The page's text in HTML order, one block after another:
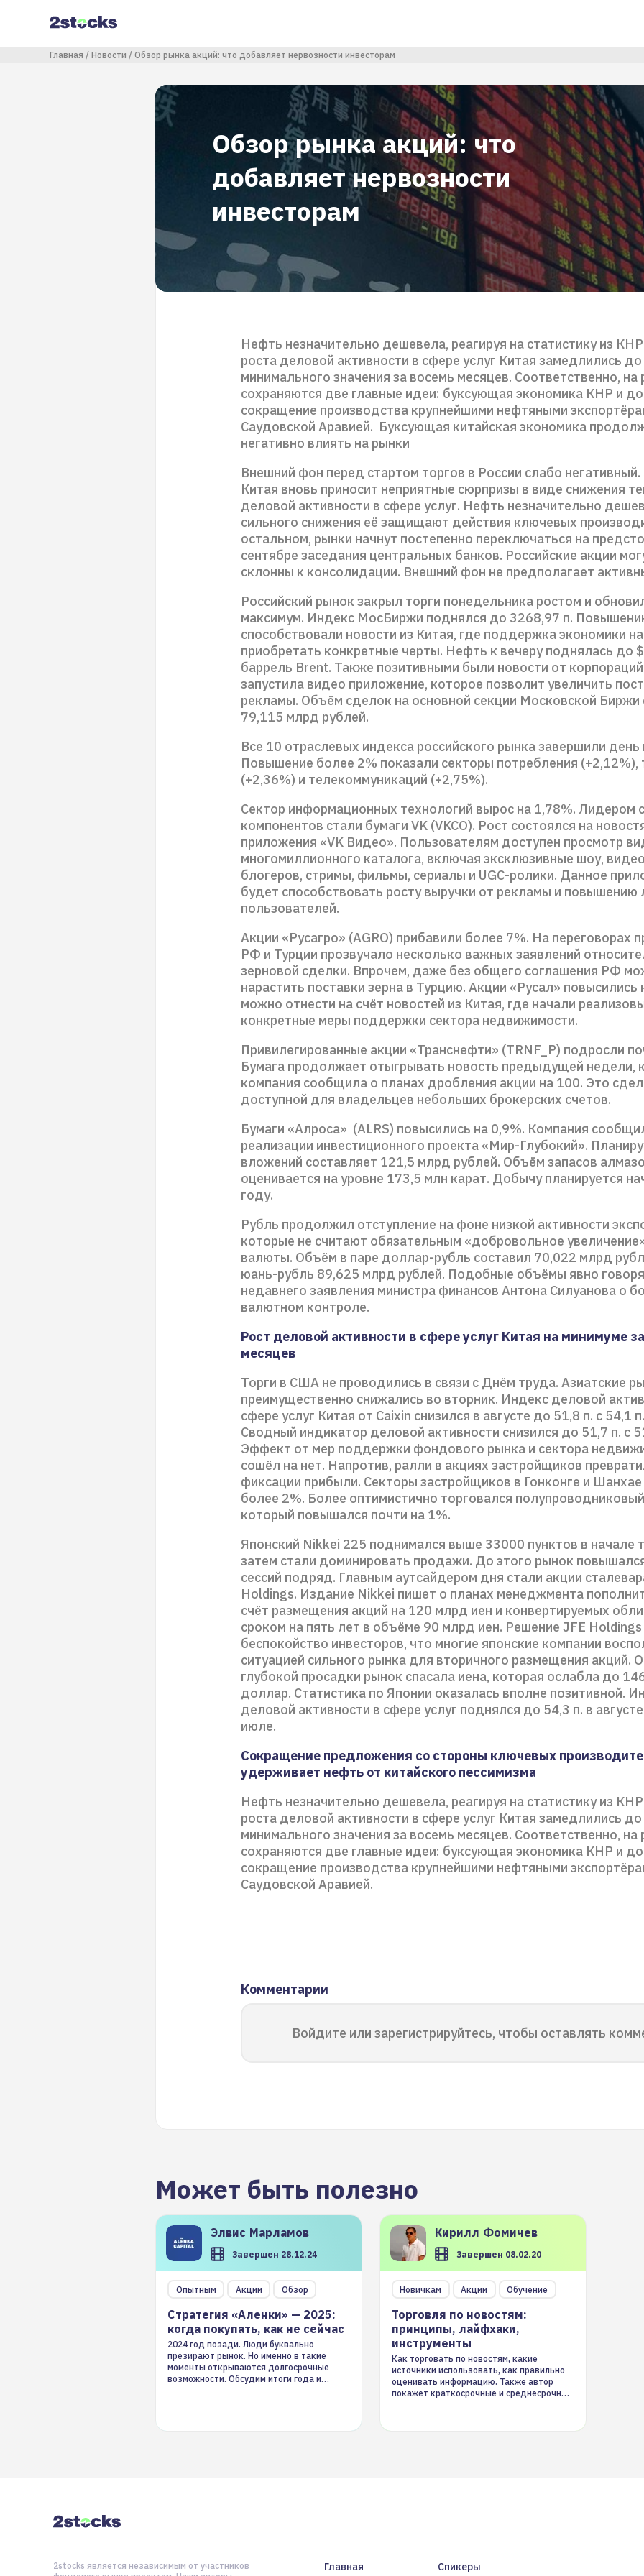
содержанию
Строка навигации
Главная Новости Обзор рынка акций: что добавляет нервозности инвесторам
Обзор рынка акций: что
добавляет нервозности
инвесторам
Нефть незначительно дешевела, реагируя на статистику из
роста деловой активности в сфере услуг Китая замедлились до
минимального значения за восемь месяцев. Соответственно, на
сохраняются две главные идеи: буксующая экономика КНР и
сокращение производства крупнейшими нефтяными
Саудовской Аравией. Буксующая китайская экономика
негативно влиять на рынки
Внешний фон перед стартом торгов в России слабо
Китая вновь приносит неприятные сюрпризы в виде снижения
деловой активности в сфере услуг. Нефть незначительно
сильного снижения её защищают действия ключевых
остальном, рынки начнут постепенно переключаться на
сентябре заседания центральных банков. Российские акции
склонны к консолидации. Внешний фон не предполагает
Российский рынок закрыл торги понедельника ростом и
максимум. Индекс МосБиржи поднялся до 3268,97 п.
способствовали новости из Китая, где поддержка экономики
приобретать конкретные черты. Нефть к вечеру поднялась до
баррель Brent. Также позитивными были новости от
запустила видео приложение, которое позволит увеличить
рекламы. Объём сделок на основной секции Московской Биржи
79,115 млрд рублей.
Все 10 отраслевых индекса российского рынка завершили день
Повышение более 2% показали секторы потребления (+2,12%),
(+2,36%) и телекоммуникаций (+2,75%).
Сектор информационных технологий вырос на 1,78%. Лидером
компонентов стали бумаги VK (VKCO). Рост состоялся на
приложения «VK Видео». Пользователям доступен просмотр
многомиллионного каталога, включая эксклюзивные шоу,
блогеров, стримы, фильмы, сериалы и UGC-ролики. Данное
будет способствовать росту выручки от рекламы и повышению
пользователей.
Акции «Русагро» (AGRO) прибавили более 7%. На переговорах
РФ и Турции прозвучало несколько важных заявлений
зерновой сделки. Впрочем, даже без общего соглашения РФ
нарастить поставки зерна в Турцию. Акции «Русал» повысились
можно отнести на счёт новостей из Китая, где начали
конкретные меры поддержки сектора недвижимости.
Привилегированные акции «Транснефти» (TRNF_P) подросли
Бумага продолжает отыгрывать новость предыдущей недели,
компания сообщила о планах дробления акции на 100. Это
доступной для владельцев небольших брокерских счетов.
Бумаги «Алроса» (ALRS) повысились на 0,9%. Компания
реализации инвестиционного проекта «Мир-Глубокий».
вложений составляет 121,5 млрд рублей. Объём запасов
оценивается на уровне 173,5 млн карат. Добычу планируется
году.
Рубль продолжил отступление на фоне низкой активности
которые не считают обязательным «добровольное
валюты. Объём в паре доллар-рубль составил 70,022 млрд
юань-рубль 89,625 млрд рублей. Подобные объёмы явно
недавнего заявления министра финансов Антона Силуанова о
валютном контроле.
Рост деловой активности в сфере услуг Китая на минимуме
месяцев
Торги в США не проводились в связи с Днём труда. Азиатские
преимущественно снижались во вторник. Индекс деловой
сфере услуг Китая от Caixin снизился в августе до 51,8 п. с 54,1
Сводный индикатор деловой активности снизился до 51,7 п. с
Эффект от мер поддержки фондового рынка и сектора
сошёл на нет. Напротив, ралли в акциях застройщиков
фиксации прибыли. Секторы застройщиков в Гонконге и Шанхае
более 2%. Более оптимистично торговался
который повышался почти на 1%.
Японский Nikkei 225 поднимался выше 33000 пунктов в начале
затем стали доминировать продажи. До этого рынок
сессий подряд. Главным аутсайдером дня стали акции
Holdings. Издание Nikkei пишет о планах менеджмента
счёт размещения акций на 120 млрд иен и конвертируемых
сроком на пять лет в объёме 90 млрд иен. Решение JFE Holdings
беспокойство инвесторов, что многие японские компании
ситуацией сильного рынка для вторичного размещения акций.
глубокой просадки рынок спасала иена, которая ослабла до
доллар. Статистика по Японии оказалась вполне позитивной.
деловой активности в сфере услуг поднялся до 54,3 п. в
июле.
Сокращение предложения со стороны ключевых
удерживает нефть от китайского пессимизма
Нефть незначительно дешевела, реагируя на статистику из
роста деловой активности в сфере услуг Китая замедлились до
минимального значения за восемь месяцев. Соответственно, на
сохраняются две главные идеи: буксующая экономика КНР и
сокращение производства крупнейшими нефтяными
Саудовской Аравией.
Комментарии
Войдите или зарегистрируйтесь, чтобы оставлять
Может быть полезно
Элвис Марламов
Завершен 28.12.24
Опытным Акции Обзор
Стратегия «Аленки» — 2025:
когда покупать, как не сейчас
2024 год позади. Люди буквально
презирают рынок. Но именно в такие
моменты открываются долгосрочные
возможности. Обсудим итоги года и
Кирилл Фомичев
Завершен 08.02.20
Новичкам Акции Обучение
Торговля по новостям:
принципы, лайфхаки,
инструменты
Как торговать по новостям, какие
источники использовать, как правильно
оценивать информацию. Также автор
покажет краткосрочные и среднесрочные
Главная Спикеры
2stocks является независимым от участников